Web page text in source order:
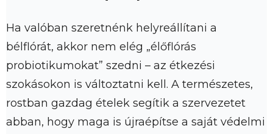
Ha valóban szeretnénk helyreállítani a
bélflórát, akkor nem elég „élőflórás
probiotikumokat” szedni – az étkezési
szokásokon is változtatni kell. A természetes,
rostban gazdag ételek segítik a szervezetet
abban, hogy maga is újraépítse a saját védelmi